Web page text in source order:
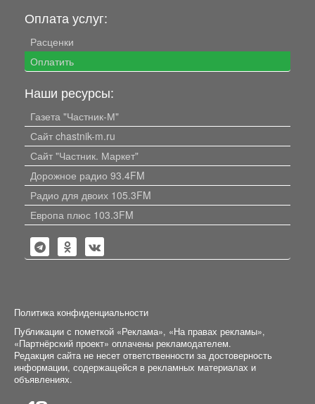
Оплата услуг:
Расценки
Оплатить
Наши ресурсы:
Газета "Частник-М"
Сайт chastnik-m.ru
Сайт "Частник. Маркет"
Дорожное радио 93.4FM
Радио для двоих 105.3FM
Европа плюс 103.3FM
Политика конфиденциальности
Публикации с пометкой «Реклама», «На правах рекламы»,
«Партнёрский проект» оплачены рекламодателем.
Редакция сайта не несет ответственности за достоверность
информации, содержащейся в рекламных материалах и
объявлениях.